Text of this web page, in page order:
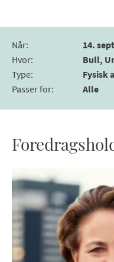
Når:
14.
Hvor:
Bull,
Type:
Fysisk
Passer for: Alle